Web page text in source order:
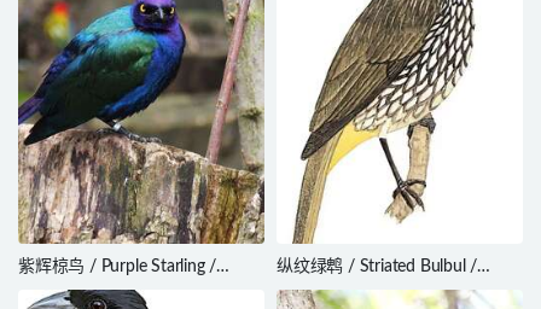
紫辉椋鸟 / Purple Starling /
Lamprotornis purpureus
纵纹绿鹎 / Striated Bulbul /
Alcurus striatus